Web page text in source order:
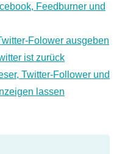
Feedburner und
Folower ausgeben
ist zurück
Twitter-Follower und
lassen